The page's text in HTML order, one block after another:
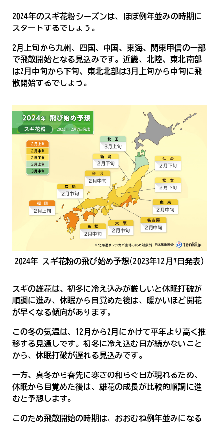
2024年のスギ花粉シーズンは、ほぼ例年並みの時期に
スタートするでしょう。
2月上旬から九州、四国、中国、東海、関東甲信の一部
で飛散開始となる見込みです。近畿、北陸、東北南部
は2月中旬から下旬、東北北部は3月上旬から中旬に飛
散開始するでしょう。
2024年 スギ花粉の飛び始め予想(2023年12月7日発表)
スギの雄花は、初冬に冷え込みが厳しいと休眠打破が
順調に進み、休眠から目覚めた後は、暖かいほど開花
が早くなる傾向があります。
この冬の気温は、12月から2月にかけて平年より高く推
移する見通しです。初冬に冷え込む日が続かないこと
から、休眠打破が遅れる見込みです。
一方、真冬から春先に寒さの和らぐ日が現れるため、
休眠から目覚めた後は、雄花の成長が比較的順調に進
むと予想します。
このため飛散開始の時期は、おおむね例年並みになる